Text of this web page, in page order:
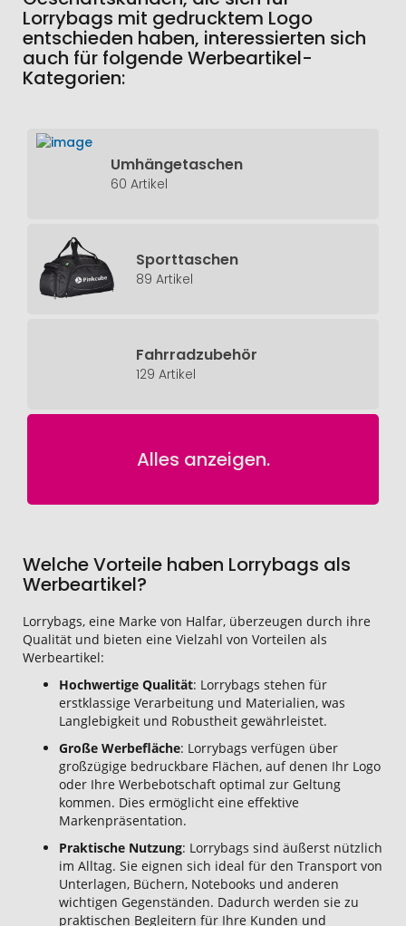
Lorrybags mit gedrucktem Logo
entschieden haben, interessierten sich
auch für folgende Werbeartikel-
Kategorien:
Umhängetaschen
60 Artikel
Sporttaschen
89 Artikel
Fahrradzubehör
129 Artikel
Alles anzeigen.
Welche Vorteile haben Lorrybags als
Werbeartikel?
Lorrybags, eine Marke von Halfar, überzeugen durch ihre
Qualität und bieten eine Vielzahl von Vorteilen als
Werbeartikel:
Hochwertige Qualität: Lorrybags stehen für
erstklassige Verarbeitung und Materialien, was
Langlebigkeit und Robustheit gewährleistet.
Große Werbefläche: Lorrybags verfügen über
großzügige bedruckbare Flächen, auf denen Ihr Logo
oder Ihre Werbebotschaft optimal zur Geltung
kommen. Dies ermöglicht eine effektive
Markenpräsentation.
Praktische Nutzung: Lorrybags sind äußerst nützlich
im Alltag. Sie eignen sich ideal für den Transport von
Unterlagen, Büchern, Notebooks und anderen
wichtigen Gegenständen. Dadurch werden sie zu
praktischen Begleitern für Ihre Kunden und